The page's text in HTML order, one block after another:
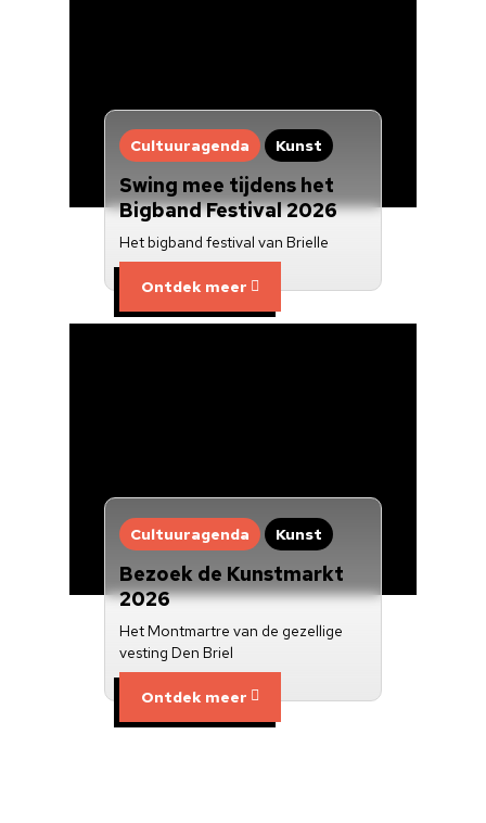
Cultuuragenda Kunst
Swing mee tijdens het
Bigband Festival 2026
Het bigband festival van Brielle
Ontdek meer
Cultuuragenda Kunst
Bezoek de Kunstmarkt
2026
Het Montmartre van de gezellige
vesting Den Briel
Ontdek meer